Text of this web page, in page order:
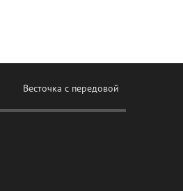
Весточка с передовой